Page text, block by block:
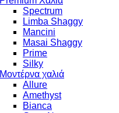
Spectrum
Limba Shaggy
Mancini
Masai Shaggy
Prime
Silky
Μοντέρνα χαλιά
Allure
Amethyst
Bianca